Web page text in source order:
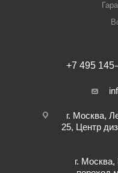
+7 495
г. Москва,
25, Центр
г.